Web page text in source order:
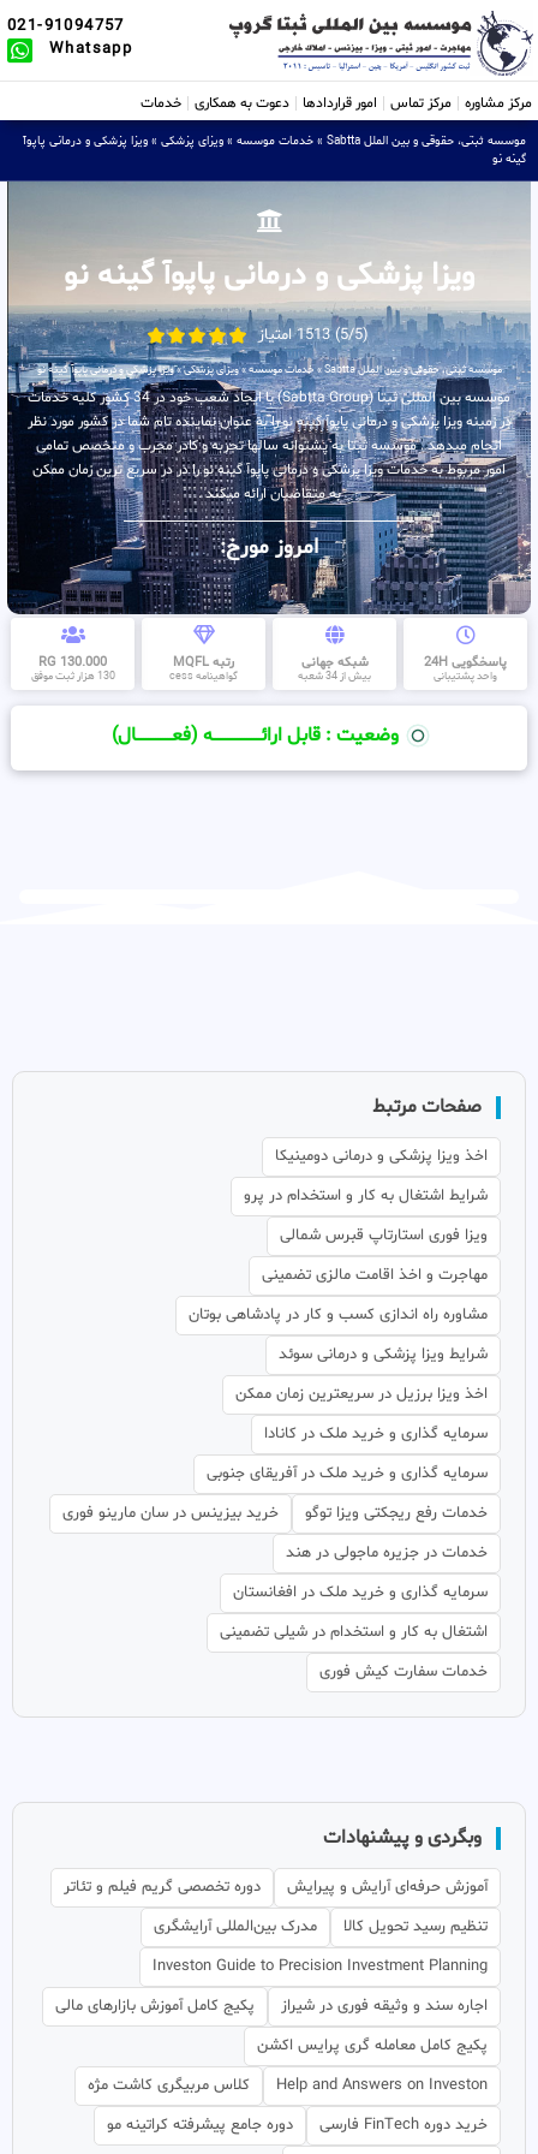
021-91094757
Whatsapp
مرکز مشاوره مرکز تماس امور قراردادها دعوت به همکاری خدمات
موسسه ثبتی، حقوقی و بین الملل Sabtta » خدمات موسسه » ویزای پزشکی » ویزا پزشکی و درمانی پاپوآ
گینه نو
ویزا پزشکی و درمانی پاپوآ گینه نو
(5/5) 1513 امتیاز
موسسه ثبتی، حقوقی و بین الملل Sabtta »خدمات موسسه»ویزای پزشکی»ویزا پزشکی و درمانی پاپوآ گینه نو
موسسه بین المللی ثبتا (Sabtta Group) با ایجاد شعب خود در 34 کشور کلیه خدمات
در زمینه ویزا پزشکی و درمانی پاپوآ گینه نو را به عنوان نماینده تام شما در کشور مورد نظر
انجام میدهد . موسسه ثبتا به پشتوانه سالها تجربه و کادر مجرب و متخصص تمامی
امور مربوط به خدمات ویزا پزشکی و درمانی پاپوآ گینه نو را در در سریع ترین زمان ممکن
به متقاضیان ارائه میکند .
امروز مورخ:
پاسخگویی 24H
واحد پشتیبانی
شبکه جهانی
بیش از 34 شعبه
رتبه MQFL
گواهینامه cess
130.000 RG
130 هزار ثبت موفق
وضعیت : قابل ارائــــــــــــــــــــه (فعـــــــــــــــال)
صفحات مرتبط
اخذ ویزا پزشکی و درمانی دومینیکا
شرایط اشتغال به کار و استخدام در پرو
ویزا فوری استارتاپ قبرس شمالی
مهاجرت و اخذ اقامت مالزی تضمینی
مشاوره راه اندازی کسب و کار در پادشاهی بوتان
شرایط ویزا پزشکی و درمانی سوئد
اخذ ویزا برزیل در سریعترین زمان ممکن
سرمایه گذاری و خرید ملک در کانادا
سرمایه گذاری و خرید ملک در آفریقای جنوبی
خدمات رفع ریجکتی ویزا توگو
خرید بیزینس در سان مارینو فوری
خدمات در جزیره ماجولی در هند
سرمایه گذاری و خرید ملک در افغانستان
اشتغال به کار و استخدام در شیلی تضمینی
خدمات سفارت کیش فوری
وبگردی و پیشنهادات
آموزش حرفه‌ای آرایش و پیرایش
دوره تخصصی گریم فیلم و تئاتر
تنظیم رسید تحویل کالا
مدرک بین‌المللی آرایشگری
Investon Guide to Precision Investment Planning
اجاره سند و وثیقه فوری در شیراز
پکیج کامل آموزش بازارهای مالی
پکیج کامل معامله گری پرایس اکشن
Help and Answers on Investon
کلاس مربیگری کاشت مژه
خرید دوره FinTech فارسی
دوره جامع پیشرفته کراتینه مو